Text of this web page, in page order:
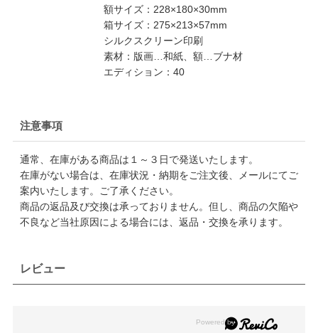
額サイズ：228×180×30mm
箱サイズ：275×213×57mm
シルクスクリーン印刷
素材：版画…和紙、額…ブナ材
エディション：40
注意事項
通常、在庫がある商品は１～３日で発送いたします。
在庫がない場合は、在庫状況・納期をご注文後、メールにてご
案内いたします。ご了承ください。
商品の返品及び交換は承っておりません。但し、商品の欠陥や
不良など当社原因による場合には、返品・交換を承ります。
レビュー